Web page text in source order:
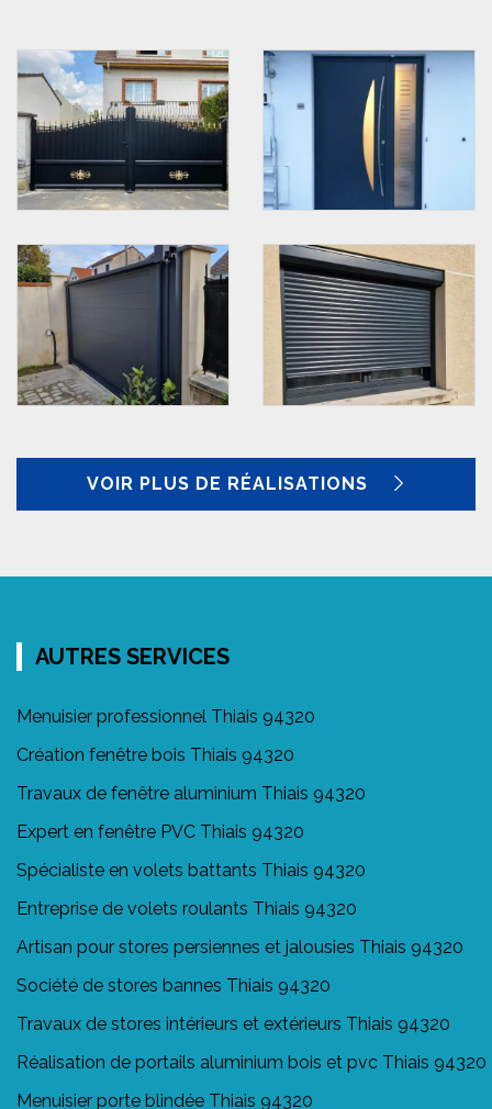
VOIR PLUS DE RÉALISATIONS
AUTRES SERVICES
Menuisier professionnel Thiais 94320
Création fenêtre bois Thiais 94320
Travaux de fenêtre aluminium Thiais 94320
Expert en fenêtre PVC Thiais 94320
Spécialiste en volets battants Thiais 94320
Entreprise de volets roulants Thiais 94320
Artisan pour stores persiennes et jalousies Thiais 94320
Société de stores bannes Thiais 94320
Travaux de stores intérieurs et extérieurs Thiais 94320
Réalisation de portails aluminium bois et pvc Thiais 94320
Menuisier porte blindée Thiais 94320